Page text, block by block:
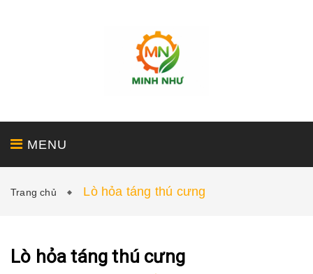
MENU
Trang chủ Lò hỏa táng thú cưng
Lò hỏa táng thú cưng